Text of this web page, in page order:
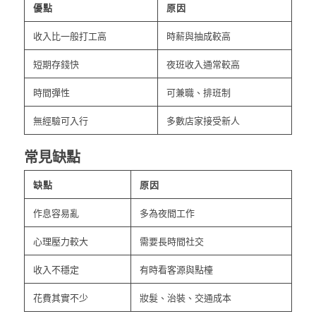
優點 原因
收入比一般打工高 時薪與抽成較高
短期存錢快 夜班收入通常較高
時間彈性 可兼職、排班制
無經驗可入行 多數店家接受新人
常見缺點
缺點 原因
作息容易亂 多為夜間工作
心理壓力較大 需要長時間社交
收入不穩定 有時看客源與點檯
花費其實不少 妝髮、治裝、交通成本